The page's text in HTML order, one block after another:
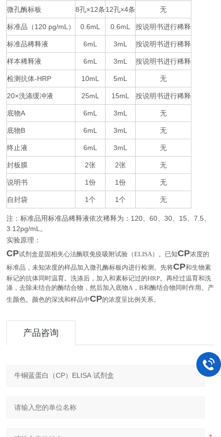
微孔酶标板 8孔×12条 12孔×4条 无
标准品（120 pg/mL ） 0.6mL 0.6mL 按说明书进行稀释
标准品稀释液 6mL 3mL 按说明书进行稀释
样本稀释液 6mL 3mL 按说明书进行稀释
检测抗体-HRP 10mL 5mL 无
20×洗涤缓冲液 25mL 15mL 按说明书进行稀释
底物A 6mL 3mL 无
底物B 6mL 3mL 无
终止液 6mL 3mL 无
封板膜 2张 2张 无
说明书 1份 1份 无
自封袋 1个 1个 无
注：标准品用标准品稀释液依次稀释为： 120、60、30、 15、7.5、
3.12pg/mL 。
实验原理：
CP试剂盒是固相夹心法酶联免疫吸附试验（ELISA）。已知CP浓度的
标准品，未知浓度的样品加入微孔酶标板内进行检测。先将CP和生物素
标记的抗体同时温育。洗涤后，加入和素标记过的HRP。再经过温育和洗
涤，去除未结合的酶结合物，然后加入底物A ，B和酶结合物同时作用。产
生颜色。颜色的深浅和样品中CP的浓度呈比例关系。
产品咨询